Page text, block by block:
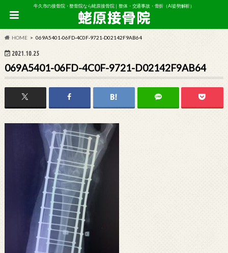
牛久市の接骨院・整骨院なら蛯原接骨院｜整体・交通事故・骨折（AI姿勢解析）
HOME 069A5401-06FD-4C0F-9721-D02142F9AB64
2021.10.25
069A5401-06FD-4C0F-9721-D02142F9AB64